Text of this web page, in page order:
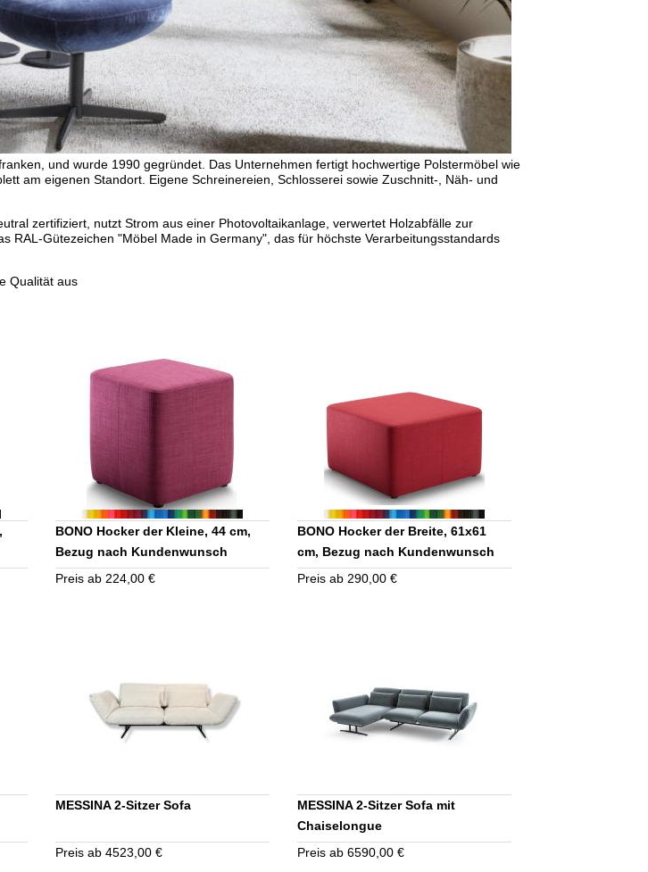
und wurde 1990 gegründet. Das Unternehmen fertigt hochwertige Polstermöbel wie
am eigenen Standort. Eigene Schreinereien, Schlosserei sowie Zuschnitt-, Näh- und
zertifiziert, nutzt Strom aus einer Photovoltaikanlage, verwertet Holzabfälle zur
RAL-Gütezeichen "Möbel Made in Germany", das für höchste Verarbeitungsstandards
Qualität aus
BONO Hocker der Kleine, 44 cm,
Bezug nach Kundenwunsch
Preis ab 224,00 €
BONO Hocker der Breite, 61x61
cm, Bezug nach Kundenwunsch
Preis ab 290,00 €
MESSINA 2-Sitzer Sofa
Preis ab 4523,00 €
MESSINA 2-Sitzer Sofa mit
Chaiselongue
Preis ab 6590,00 €